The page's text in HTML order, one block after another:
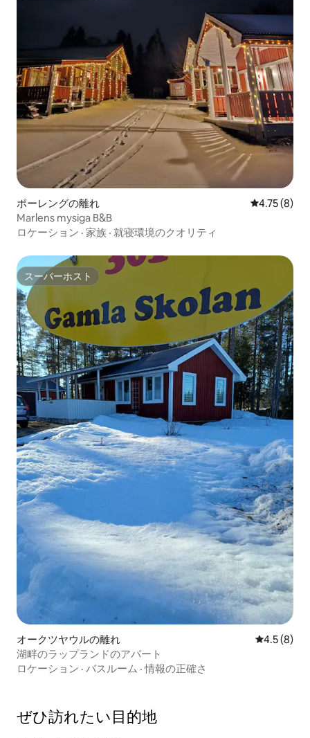
ポーレングの離れ レビュー8
4.75 (8)
Marlens mysiga B&B
ロケーション · 家族 · 就寝環境のクオリティ
スーパーホスト
スーパーホスト
オークツヤウルの離れ レビュー8
4.5 (8)
湖畔のラップランドのアパート
ロケーション · バスルーム ·情報の正確さ
ぜひ訪⁠れ⁠た⁠い目⁠的⁠地